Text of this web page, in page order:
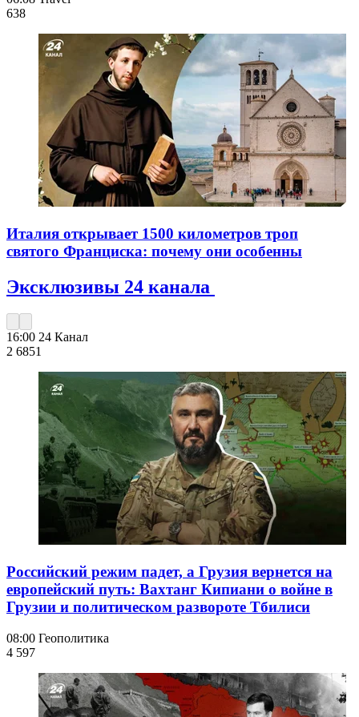
638
Италия открывает 1500 километров троп
святого Франциска: почему они особенны
Эксклюзивы 24 канала
16:00 24 Канал
2 6851
Российский режим падет, а Грузия вернется на
европейский путь: Вахтанг Кипиани о войне в
Грузии и политическом развороте Тбилиси
08:00 Геополитика
4 597